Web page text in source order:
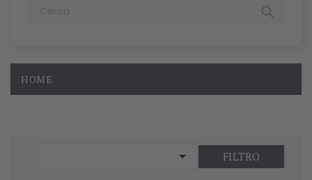
HOME
 FILTRO